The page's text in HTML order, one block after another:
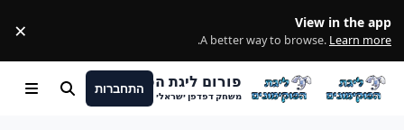
View in the app
A better way to browse. Learn more
.
×
פורום ליגת הפוקימונים
משחק דפדפן ישראלי
התחברות חיפוש Menu